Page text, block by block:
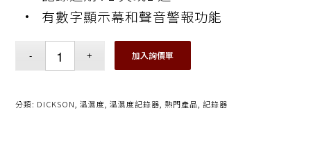
• 有數字顯示幕和聲音警報功能
加入詢價單
分類: DICKSON ,溫濕度 ,溫濕度記錄器 ,熱門產品 ,記錄器